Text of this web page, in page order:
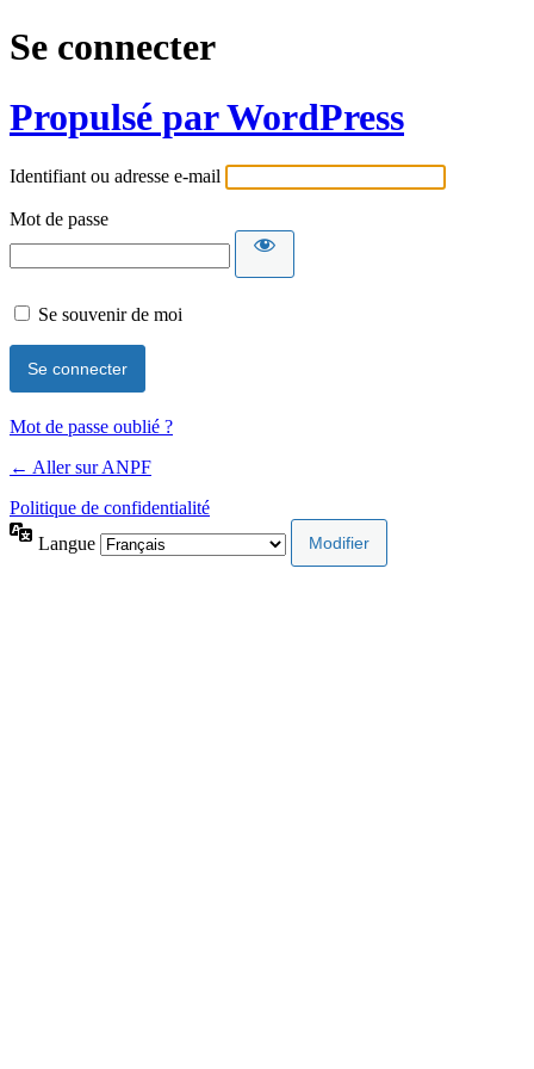
Se connecter
Propulsé par WordPress
Identifiant ou adresse e-mail
Mot de passe
Se souvenir de moi
Mot de passe oublié ?
← Aller sur ANPF
Politique de confidentialité
Langue